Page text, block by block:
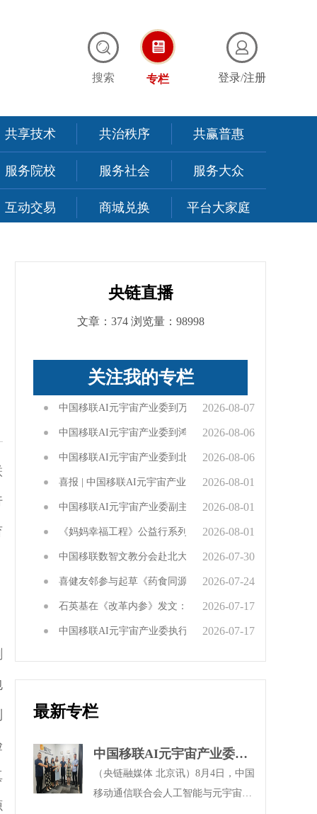
搜索 专栏 登录/注册
共享技术 共治秩序 共赢普惠
服务院校 服务社会 服务大众
互动交易 商城兑换 平台大家庭
央链直播
文章：374 浏览量：98998
关注我的专栏
中国移联AI元宇宙产业委到万企共赢学友单位丹妮迪雅（
2026-08-07
中国移联AI元宇宙产业委到鸿翔健康城考察交流
2026-08-06
中国移联AI元宇宙产业委到北京华宝投资管理有限公司考
2026-08-06
喜报 | 中国移联AI元宇宙产业委副主任委员周胜荣登 The
2026-08-01
中国移联AI元宇宙产业委副主任委员周胜律师率队开启南
2026-08-01
《妈妈幸福工程》公益行系列活动之广西都安站—— “致
2026-08-01
中国移联数智文教分会赴北大智慧教育工程参观交流
2026-07-30
喜健友邻参与起草《药食同源》团标，以科技智造引领健
2026-07-24
石英基在《改革内参》发文：破解消费数据垄断 释放内需
2026-07-17
中国移联AI元宇宙产业委执行主任委员何超带队推动AI教
2026-07-17
最新专栏
中国移联AI元宇宙产业委到
万企共赢学友单位丹妮迪雅
（北京）生物科技考察交流
（央链融媒体 北京讯）8月4日，中国
移动通信联合会人工智能与元宇宙产